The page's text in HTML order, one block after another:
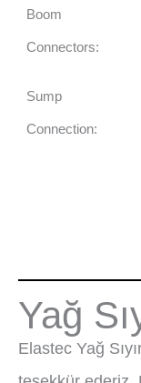
Boom
Connectors:
Sump
Connection:
Yağ
Elastec Yağ